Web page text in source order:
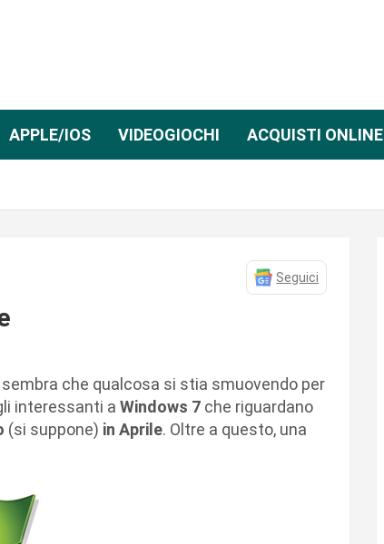
APPLE/IOS VIDEOGIOCHI ACQUISTI ONLINE
Seguici
che qualcosa si stia smuovendo per
interessanti a Windows 7 che riguardano
(si suppone) in Aprile. Oltre a questo, una